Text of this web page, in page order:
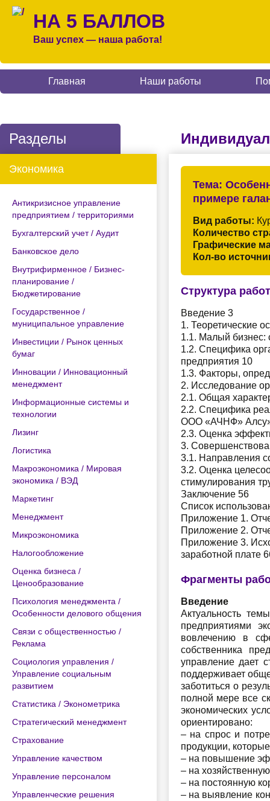
НА 5 БАЛЛОВ
Ваш успех — наша работа!
Главная Наши работы
Разделы
Экономика
Антикризисное управление
предприятием / территориями
Бухгалтерский учет / Аудит
Банковское дело
Внутрифирменное / Бизнес-
планирование /
Бюджетирование
Государственное /
муниципальное управление
Инвестиции / Рынок ценных
бумаг
Инновации / Инновационный
менеджмент
Информационные системы и
технологии
Лизинг
Логистика
Макроэкономика / Мировая
экономика / ВЭД
Маркетинг
Менеджмент
Микроэкономика
Налогообложение
Оценка бизнеса /
Ценообразование
Психология менеджмента /
Особенности делового общения
Связи с общественностью /
Реклама
Социология управления /
Управление социальным
развитием
Статистика / Эконометрика
Стратегический менеджмент
Страхование
Управление качеством
Управление персоналом
Управленческие решения
Тема:
примере
Вид работы:
Количество
Графические
Кол-во
Структура
Введение 3
1. Теоретические
1.1. Малый бизнес:
1.2. Специфика
предприятия 10
1.3. Факторы,
2. Исследование
2.1. Общая
2.2. Специфика
ООО «АЧНФ»
2.3. Оценка
3.
3.1. Направления
3.2. Оценка
стимулирования
Заключение 56
Список
Приложение 1.
Приложение 2.
Приложение 3.
заработной плате
Фрагменты
Введение
Актуальность
предприятиями
вовлечению в
собственника
управление дает
поддерживает
заботиться о
полной мере все
экономических
ориентировано:
– на спрос и
продукции,
– на повышение
– на
– на постоянную
– на выявление